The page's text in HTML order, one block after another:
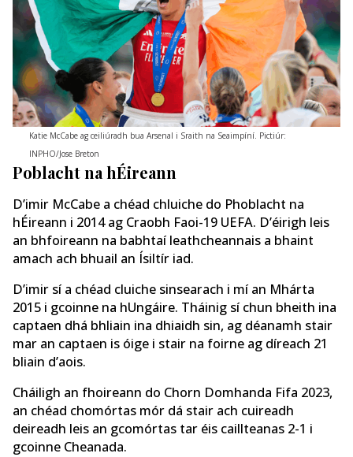
Katie McCabe ag ceiliúradh bua Arsenal i Sraith na Seaimpíní. Pictiúr:
INPHO/Jose Breton
Poblacht na hÉireann
D’imir McCabe a chéad chluiche do Phoblacht na
hÉireann i 2014 ag Craobh Faoi-19 UEFA. D’éirigh leis
an bhfoireann na babhtaí leathcheannais a bhaint
amach ach bhuail an Ísiltír iad.
D’imir sí a chéad cluiche sinsearach i mí an Mhárta
2015 i gcoinne na hUngáire. Tháinig sí chun bheith ina
captaen dhá bhliain ina dhiaidh sin, ag déanamh stair
mar an captaen is óige i stair na foirne ag díreach 21
bliain d’aois.
Cháiligh an fhoireann do Chorn Domhanda Fifa 2023,
an chéad chomórtas mór dá stair ach cuireadh
deireadh leis an gcomórtas tar éis caillteanas 2-1 i
gcoinne Cheanada.